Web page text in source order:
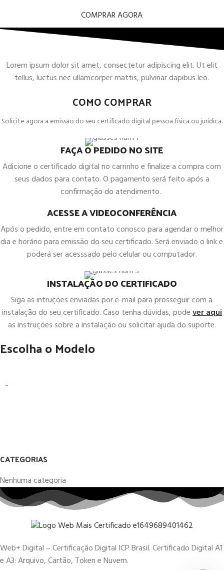
CATEGORIAS
Nenhuma categoria
COMPRAR AGORA
Lorem ipsum dolor sit amet, consectetur adipiscing elit. Ut elit
tellus, luctus nec ullamcorper mattis, pulvinar dapibus leo.
COMO COMPRAR
Solicite agora a emissão do seu certificado digital pessoa física ou jurídica.
FAÇA O PEDIDO NO SITE
Adicione o certificado digital no carrinho e finalize a compra com
seus dados para contato. O pagamento será feito após a
confirmação do atendimento.
ACESSE A VIDEOCONFERÊNCIA
Após o pedido, entre em contato conosco para agendar o melhor
dia e horário para emissão do seu certificado. Será enviado o link e
poderá ser acesssado pelo celular ou computador.
INSTALAÇÃO DO CERTIFICADO
Siga as intruções enviadas por e-mail para prosseguir com a
instalação do seu certificado. Caso tenha dúvidas, podever aqui
as instruções sobre a instalação ou solicitar ajuda do suporte.
Escolha o Modelo
Web+ Digital – Certificação Digital ICP Brasil. Certificado Digital A1
e A3: Arquivo, Cartão, Token e Nuvem.